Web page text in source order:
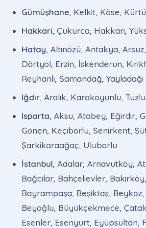
Gümüşhane, Kelkit, Köse,
Hakkari, Çukurca, Hakkari,
Hatay, Altınözü, Antakya,
Dörtyol, Erzin, İskenderun,
Reyhanlı, Samandağ, Yayladağı
Iğdır, Aralık, Karakoyunlu,
Isparta, Aksu, Atabey, Eğirdir,
Gönen, Keçiborlu, Senirkent,
Şarkikaraağaç, Uluborlu
İstanbul, Adalar, Arnavutköy,
Bağcılar, Bahçelievler,
Bayrampaşa, Beşiktaş, Beykoz,
Beyoğlu, Büyükçekmece,
Esenler, Esenyurt, Eyüpsultan,